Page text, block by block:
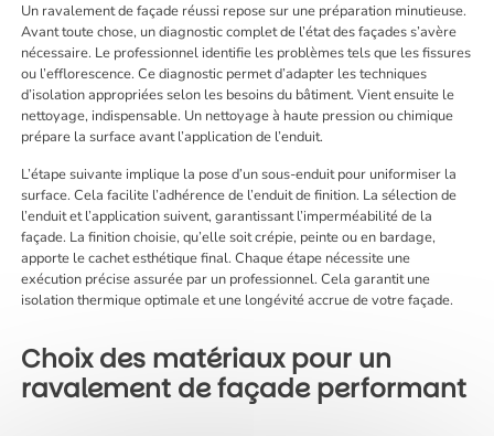
Un ravalement de façade réussi repose sur une préparation minutieuse.
Avant toute chose, un diagnostic complet de l’état des façades s’avère
nécessaire. Le professionnel identifie les problèmes tels que les fissures
ou l’efflorescence. Ce diagnostic permet d’adapter les techniques
d’isolation appropriées selon les besoins du bâtiment. Vient ensuite le
nettoyage, indispensable. Un nettoyage à haute pression ou chimique
prépare la surface avant l’application de l’enduit.
L’étape suivante implique la pose d’un sous-enduit pour uniformiser la
surface. Cela facilite l’adhérence de l’enduit de finition. La sélection de
l’enduit et l’application suivent, garantissant l’imperméabilité de la
façade. La finition choisie, qu’elle soit crépie, peinte ou en bardage,
apporte le cachet esthétique final. Chaque étape nécessite une
exécution précise assurée par un professionnel. Cela garantit une
isolation thermique optimale et une longévité accrue de votre façade.
Choix des matériaux pour un
ravalement de façade performant